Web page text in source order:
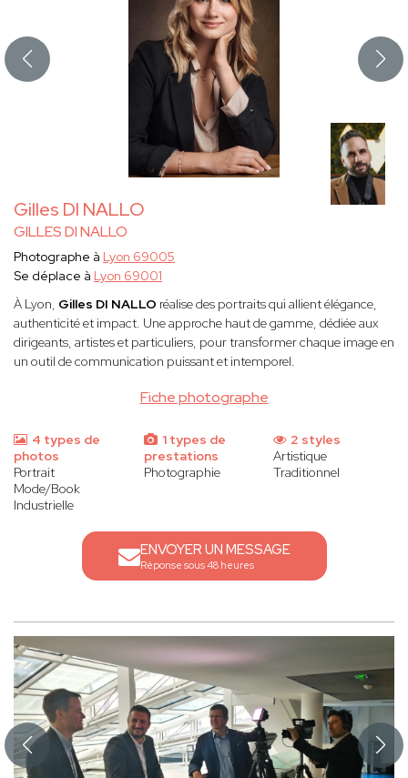
Gilles DI NALLO
GILLES DI NALLO
Fiche photographe
Photographe à Lyon 69005
Se déplace à Lyon 69001
À Lyon, Gilles DI NALLO réalise des portraits qui allient élégance,
authenticité et impact. Une approche haut de gamme, dédiée aux
dirigeants, artistes et particuliers, pour transformer chaque image en
un outil de communication puissant et intemporel.
4 types de
photos
Portrait
Mode/Book
Industrielle
1 types de
prestations
Photographie
2 styles
Artistique
Traditionnel
ENVOYER UN MESSAGE
Réponse sous 48 heures